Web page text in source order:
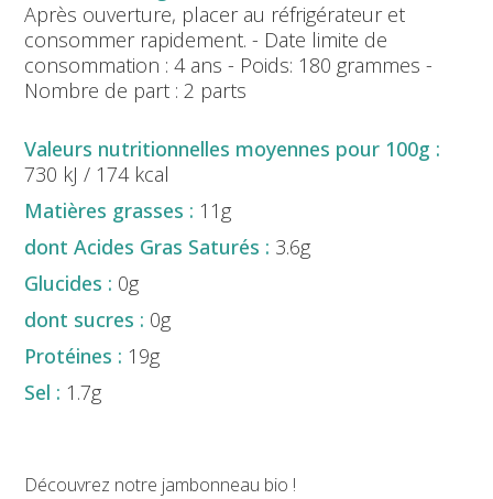
Après ouverture, placer au réfrigérateur et
consommer rapidement. - Date limite de
consommation : 4 ans - Poids: 180 grammes -
Nombre de part : 2 parts
730 kJ / 174 kcal
11g
3.6g
0g
0g
19g
1.7g
Découvrez notre jambonneau bio !